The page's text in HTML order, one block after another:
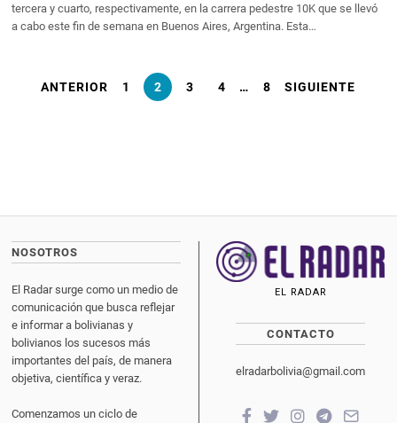
tercera y cuarto, respectivamente, en la carrera pedestre 10K que se llevó
a cabo este fin de semana en Buenos Aires, Argentina. Esta…
ANTERIOR 1 2 3 4 … 8 SIGUIENTE
NOSOTROS
El Radar surge como un medio de
comunicación que busca reflejar
e informar a bolivianas y
bolivianos los sucesos más
importantes del país, de manera
objetiva, científica y veraz.
Comenzamos un ciclo de
EL RADAR
CONTACTO
elradarbolivia@gmail.com